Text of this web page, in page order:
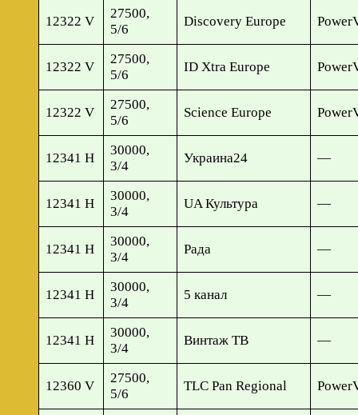
12322 V
27500,
5/6
Discovery Europe
12322 V
27500,
5/6
ID Xtra Europe
12322 V
27500,
5/6
Science Europe
12341 H
30000,
3/4
Украина24 —
12341 H
30000,
3/4
UA Культура —
12341 H
30000,
3/4
Рада —
12341 H
30000,
3/4
5 канал —
12341 H
30000,
3/4
Винтаж ТВ —
12360 V
27500,
5/6
TLC Pan Regional